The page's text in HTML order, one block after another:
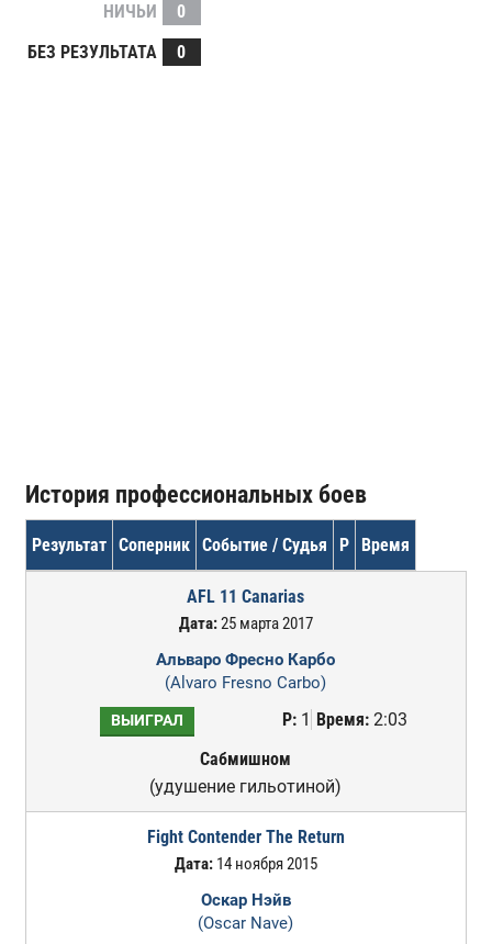
НИЧЬИ
0
БЕЗ РЕЗУЛЬТАТА
0
История профессиональных боев
Результат Соперник Событие / Судья Р Время
AFL 11 Canarias
Дата:25 марта 2017
Альваро Фресно Карбо
(Alvaro Fresno Carbo)
ВЫИГРАЛ Р:1 Время:2:03
Сабмишном
(удушение гильотиной)
Fight Contender The Return
Дата:14 ноября 2015
Оскар Нэйв
(Oscar Nave)